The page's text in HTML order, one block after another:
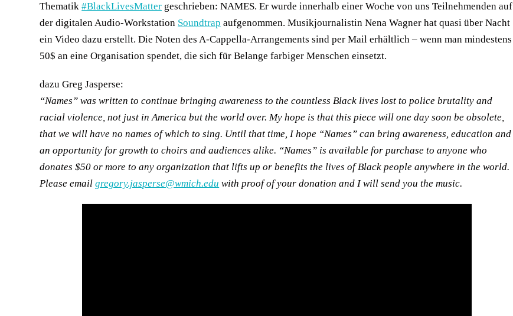
Thematik#BlackLivesMatter geschrieben: NAMES. Er wurde innerhalb einer Woche von uns Teilnehmenden auf
der digitalen Audio-Workstation Soundtrap aufgenommen. Musikjournalistin Nena Wagner hat quasi über Nacht
ein Video dazu erstellt. Die Noten des A-Cappella-Arrangements sind per Mail erhältlich – wenn man mindestens
50$ an eine Organisation spendet, die sich für Belange farbiger Menschen einsetzt.
dazu Greg Jasperse:
“Names” was written to continue bringing awareness to the countless Black lives lost to police brutality and
racial violence, not just in America but the world over. My hope is that this piece will one day soon be obsolete,
that we will have no names of which to sing. Until that time, I hope “Names” can bring awareness, education and
an opportunity for growth to choirs and audiences alike. “Names” is available for purchase to anyone who
donates $50 or more to any organization that lifts up or benefits the lives of Black people anywhere in the world.
Please emailgregory.jasperse@wmich.edu with proof of your donation and I will send you the music.